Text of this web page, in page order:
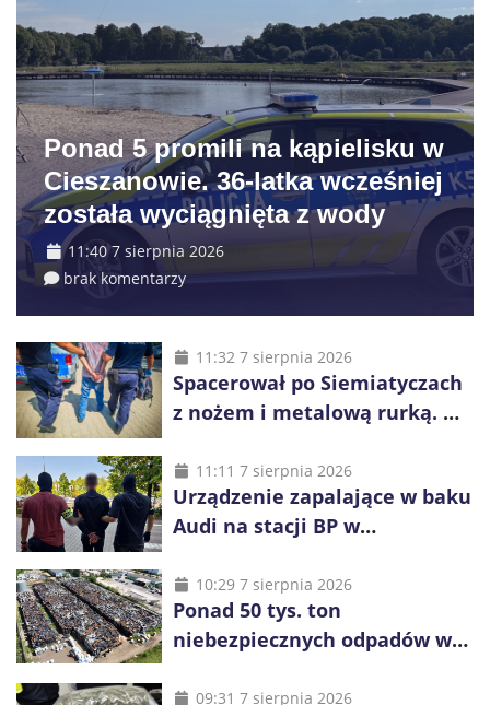
Ponad 5 promili na kąpielisku w
Cieszanowie. 36-latka wcześniej
została wyciągnięta z wody
11:40 7 sierpnia 2026
brak komentarzy
11:32 7 sierpnia 2026
Spacerował po Siemiatyczach
z nożem i metalową rurką. W
alkohol i perfumy
11:11 7 sierpnia 2026
Urządzenie zapalające w baku
Audi na stacji BP w
właściciela auta
10:29 7 sierpnia 2026
Ponad 50 tys. ton
niebezpiecznych odpadów w
weszły na jedno z
09:31 7 sierpnia 2026